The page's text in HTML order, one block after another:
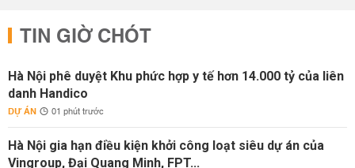
TIN GIỜ CHÓT
Hà Nội phê duyệt Khu phức hợp y tế hơn 14.000 tỷ của liên
danh Handico
DỰ ÁN 01 phút trước
Hà Nội gia hạn điều kiện khởi công loạt siêu dự án của
Vingroup, Đại Quang Minh, FPT...